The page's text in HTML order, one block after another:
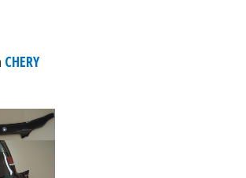
CHERY